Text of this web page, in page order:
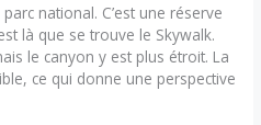
national. C’est une réserve
là que se trouve le Skywalk.
le canyon y est plus étroit. La
ce qui donne une perspective